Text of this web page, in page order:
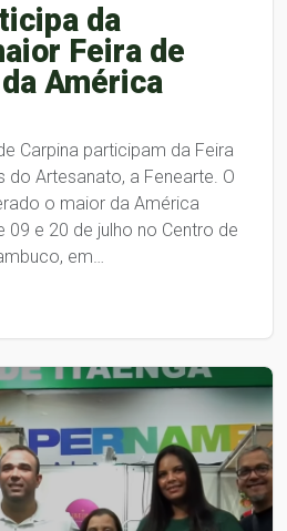
da
Feira de
América
Carpina participam da Feira
do Artesanato, a Fenearte. O
o maior da América
09 e 20 de julho no Centro de
em…